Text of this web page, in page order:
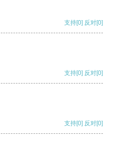
支持[0] 反对[0]
支持[0] 反对[0]
支持[0] 反对[0]